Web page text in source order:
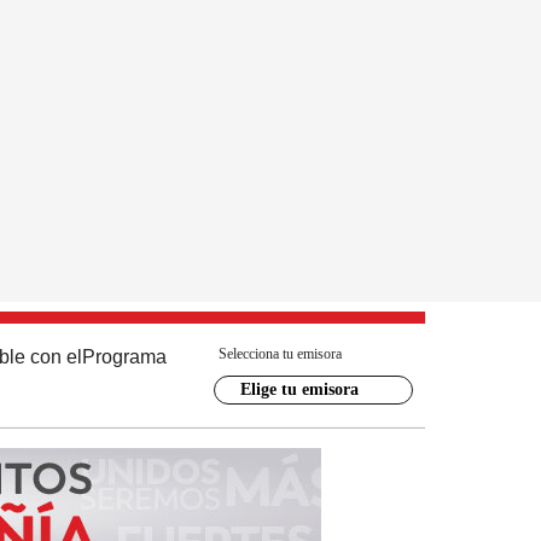
con el Programa Selecciona tu emisora
Elige tu emisora